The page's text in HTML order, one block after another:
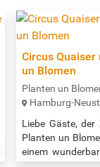
Circus
un Blomen
Planten un
Hamburg-
Liebe Gäste,
Planten un
einem